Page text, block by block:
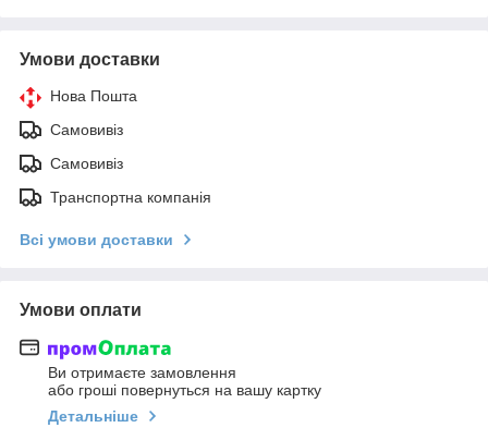
Умови доставки
Нова Пошта
Самовивіз
Самовивіз
Транспортна компанія
Всі умови доставки
Умови оплати
Ви отримаєте замовлення
або гроші повернуться на вашу картку
Детальніше